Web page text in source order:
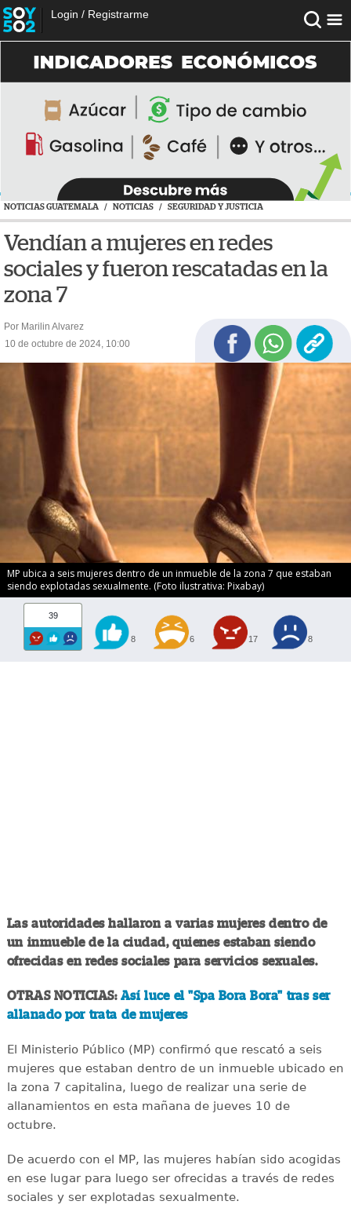
Login / Registrarme
NOTICIAS GUATEMALA / NOTICIAS / SEGURIDAD Y JUSTICIA
Vendían a mujeres en redes
sociales y fueron rescatadas en la
zona 7
Por Marilin Alvarez
10 de octubre de 2024, 10:00
MP ubica a seis mujeres dentro de un inmueble de la zona 7 que estaban
siendo explotadas sexualmente. (Foto ilustrativa: Pixabay)
39
8 6 17 8
Las autoridades hallaron a varias mujeres dentro de
un inmueble de la ciudad, quienes estaban siendo
ofrecidas en redes sociales para servicios sexuales.
OTRAS NOTICIAS: Así luce el "Spa Bora Bora" tras ser
allanado por trata de mujeres
El Ministerio Público (MP) confirmó que rescató a seis
mujeres que estaban dentro de un inmueble ubicado en
la zona 7 capitalina, luego de realizar una serie de
allanamientos en esta mañana de jueves 10 de
octubre.
De acuerdo con el MP, las mujeres habían sido acogidas
en ese lugar para luego ser ofrecidas a través de redes
sociales y ser explotadas sexualmente.